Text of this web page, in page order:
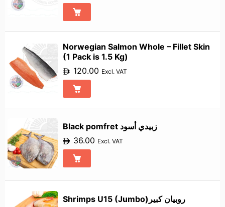
Norwegian Salmon Whole – Fillet Skin
(1 Pack is 1.5 Kg)
120.00 Excl. VAT
Black pomfret زبيدي أسود
36.00 Excl. VAT
Shrimps U15 (Jumbo)روبيان كبير